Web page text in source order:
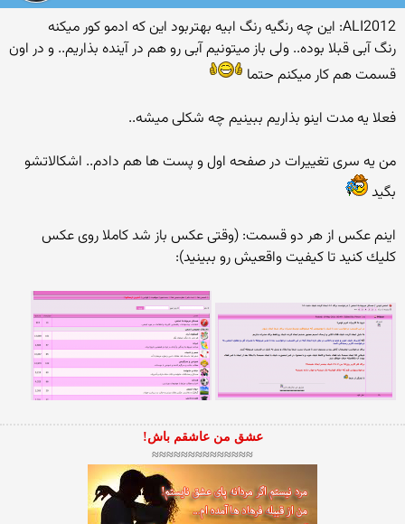
ALI2012: این چه رنگیه رنگ ابیه بهتربود این که ادمو کور میکنه
رنگ آبی قبلا بوده.. ولی باز میتونیم آبی رو هم در آینده بذاریم.. و در اون
قسمت هم كار میكنم حتما
فعلا یه مدت اینو بذاریم ببینیم چه شكلی میشه..
من یه سری تغییرات در صفحه اول و پست ها هم دادم.. اشكالاتشو
بگید
اینم عكس از هر دو قسمت: (وقتی عكس باز شد كاملا روی عكس
كلیك كنید تا كیفیت واقعیش رو ببینید):
عشق من عاشقم باش!
≈≈≈≈≈≈≈≈≈≈≈≈≈≈